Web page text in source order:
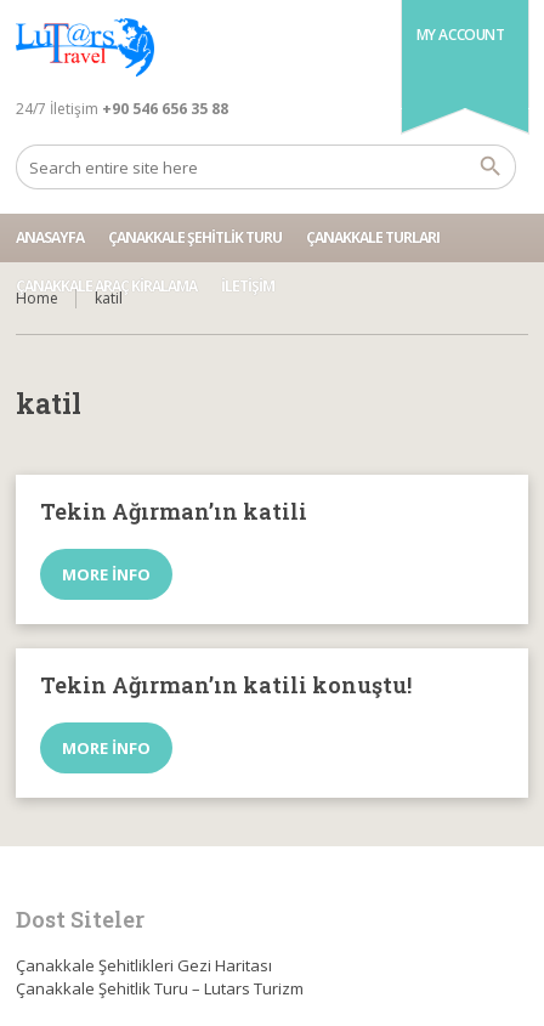
MY ACCOUNT
24/7 İletişim +90 546 656 35 88
ANASAYFA ÇANAKKALE ŞEHITLIK TURU ÇANAKKALE TURLARI
ÇANAKKALE ARAÇ KIRALAMA İLETIŞIM
Home katil
katil
Tekin Ağırman’ın katili
MORE INFO
Tekin Ağırman’ın katili konuştu!
MORE INFO
Dost Siteler
Çanakkale Şehitlikleri Gezi Haritası
Çanakkale Şehitlik Turu – Lutars Turizm